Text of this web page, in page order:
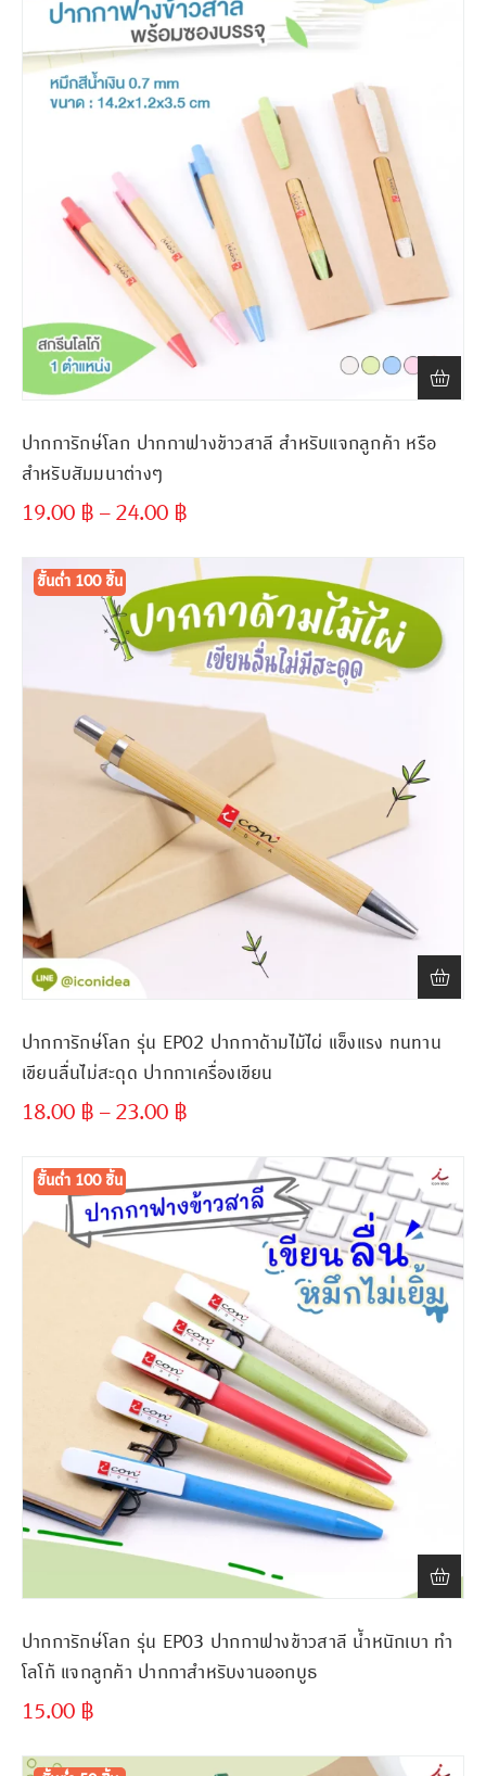
ปากการักษ์โลก ปากกาฟางข้าวสาลี สำหรับแจกลูกค้า หรือ
สำหรับสัมมนาต่างๆ
19.00 ฿–24.00 ฿
ขั้นต่ำ 100 ชิ้น
ปากการักษ์โลก รุ่น EP02 ปากกาด้ามไม้ไผ่ แข็งแรง ทนทาน
เขียนลื่นไม่สะดุด ปากกาเครื่องเขียน
18.00 ฿–23.00 ฿
ขั้นต่ำ 100 ชิ้น
ปากการักษ์โลก รุ่น EP03 ปากกาฟางข้าวสาลี น้ำหนักเบา ทำ
โลโก้ แจกลูกค้า ปากกาสำหรับงานออกบูธ
15.00 ฿